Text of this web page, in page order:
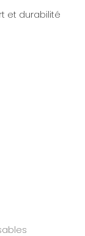
et durabilité